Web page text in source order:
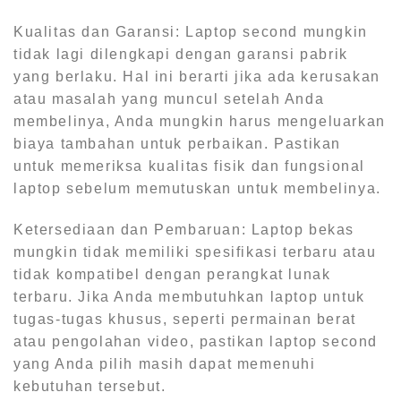
Kualitas dan Garansi: Laptop second mungkin
tidak lagi dilengkapi dengan garansi pabrik
yang berlaku. Hal ini berarti jika ada kerusakan
atau masalah yang muncul setelah Anda
membelinya, Anda mungkin harus mengeluarkan
biaya tambahan untuk perbaikan. Pastikan
untuk memeriksa kualitas fisik dan fungsional
laptop sebelum memutuskan untuk membelinya.
Ketersediaan dan Pembaruan: Laptop bekas
mungkin tidak memiliki spesifikasi terbaru atau
tidak kompatibel dengan perangkat lunak
terbaru. Jika Anda membutuhkan laptop untuk
tugas-tugas khusus, seperti permainan berat
atau pengolahan video, pastikan laptop second
yang Anda pilih masih dapat memenuhi
kebutuhan tersebut.